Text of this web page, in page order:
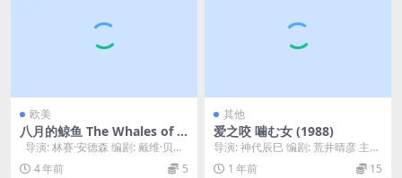
欧美
八月的鲸鱼 The Whales of A
ugust (1987)
导演: 林赛·安德森 编剧: 戴维·贝里
主演: 贝蒂·戴维斯 /...
4 年前 5
其他
爱之咬 噛む女 (1988)
导演: 神代辰巳 编剧: 荒井晴彦 主
演: 桃井薰 / 永岛敏行 / 平田满 /...
1 年前 15